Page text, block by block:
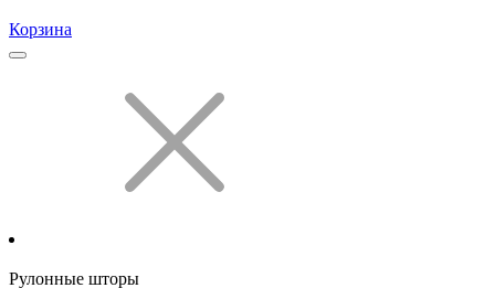
Корзина
Рулонные шторы